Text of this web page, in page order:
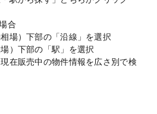
合
場）下部の「沿線」を選択
）下部の「駅」を選択
在販売中の物件情報を広さ別で検